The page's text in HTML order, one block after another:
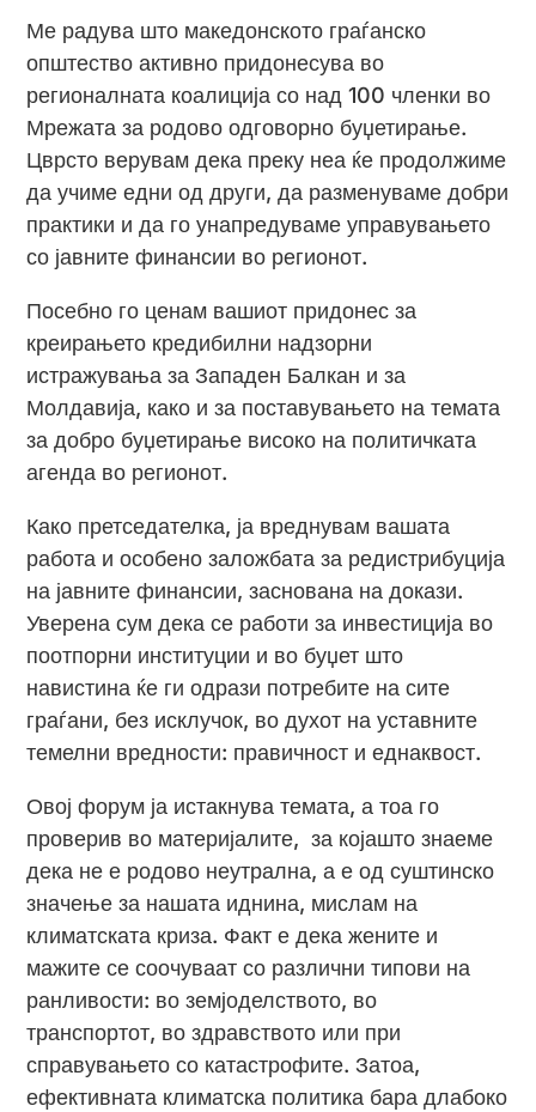
Ме радува што македонското граѓанско
општество активно придонесува во
регионалната коалиција со над 100 членки во
Мрежата за родово одговорно буџетирање.
Цврсто верувам дека преку неа ќе продолжиме
да учиме едни од други, да разменуваме добри
практики и да го унапредуваме управувањето
со јавните финансии во регионот.
Посебно го ценам вашиот придонес за
креирањето кредибилни надзорни
истражувања за Западен Балкан и за
Молдавија, како и за поставувањето на темата
за добро буџетирање високо на политичката
агенда во регионот.
Како претседателка, ја вреднувам вашата
работа и особено заложбата за редистрибуција
на јавните финансии, заснована на докази.
Уверена сум дека се работи за инвестиција во
поотпорни институции и во буџет што
навистина ќе ги одрази потребите на сите
граѓани, без исклучок, во духот на уставните
темелни вредности: правичност и еднаквост.
Овој форум ја истакнува темата, а тоа го
проверив во материјалите, за којашто знаеме
дека не е родово неутрална, а е од суштинско
значење за нашата иднина, мислам на
климатската криза. Факт е дека жените и
мажите се соочуваат со различни типови на
ранливости: во земјоделството, во
транспортот, во здравството или при
справувањето со катастрофите. Затоа,
ефективната климатска политика бара длабоко